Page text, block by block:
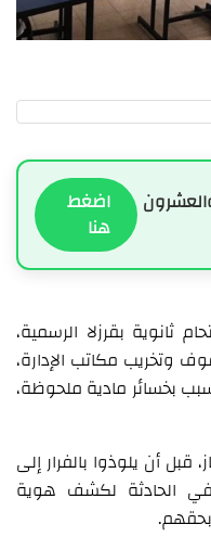
والعشرون
اضغط
هنا
ثانوية بقرزلا الرسمية،
وتخريب مكاتب الإدارة،
بخسائر مادية ملحوظة،
بسرقة 9 قوارير غاز، قبل أن يلوذوا بالفرار إلى
الحادثة لكشف هوية
بحقهم.